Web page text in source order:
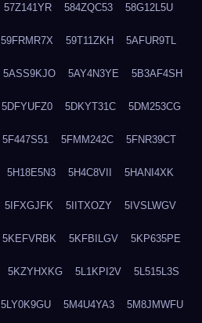
57Z141YR 584ZQC53 58G12L5U
59FRMR7X 59T11ZKH 5AFUR9TL
5ASS9KJO 5AY4N3YE 5B3AF4SH
5DFYUFZ0 5DKYT31C 5DM253CG
5F447S51 5FMM242C 5FNR39CT
5H18E5N3 5H4C8VII 5HANI4XK
5IFXGJFK 5IITXOZY 5IVSLWGV
5KEFVRBK 5KFBILGV 5KP635PE
5KZYHXKG 5L1KPI2V 5L515L3S
5LY0K9GU 5M4U4YA3 5M8JMWFU